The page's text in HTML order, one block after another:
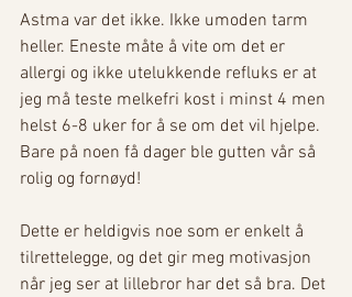
Astma var det ikke. Ikke umoden tarm
heller. Eneste måte å vite om det er
allergi og ikke utelukkende refluks er at
jeg må teste melkefri kost i minst 4 men
helst 6-8 uker for å se om det vil hjelpe.
Bare på noen få dager ble gutten vår så
rolig og fornøyd!
Dette er heldigvis noe som er enkelt å
tilrettelegge, og det gir meg motivasjon
når jeg ser at lillebror har det så bra. Det